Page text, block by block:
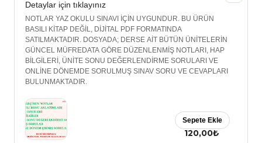
Detaylar için tıklayınız
NOTLAR YAZ OKULU SINAVI İÇİN UYGUNDUR. BU ÜRÜN
BASILI KİTAP DEĞİL, DİJİTAL PDF FORMATINDA
SATILMAKTADIR. DOSYADA; DERSE AİT BÜTÜN ÜNİTELERİN
GÜNCEL MÜFREDATA GÖRE DÜZENLENMİŞ NOTLARI, HAP
BİLGİLERİ, ÜNİTE SONU DEĞERLENDİRME SORULARI VE
ONLİNE DÖNEMDE SORULMUŞ SINAV SORU VE CEVAPLARI
BULUNMAKTADIR.
120,00₺
Sepete Ekle